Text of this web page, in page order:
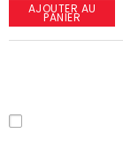
AJOUTER AU
PANIER